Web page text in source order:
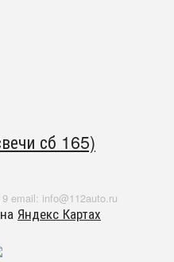
сб 165)
9 email: info@112auto.ru
Яндекс Картах